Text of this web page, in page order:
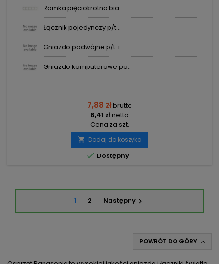
Ramka pięciokrotna bia...
Łącznik pojedynczy p/t...
Gniazdo podwójne p/t +...
Gniazdo komputerowe po...
7,88 złbrutto
6,41 złnetto
Cena za szt.
 Dodaj do koszyka
 Dostępny
1 2 Następny 
POWRÓT DO GÓRY 